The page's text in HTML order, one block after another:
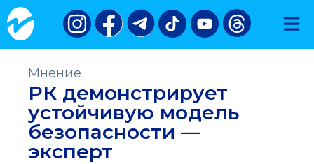
Мнение
РК демонстрирует
устойчивую модель
безопасности —
эксперт